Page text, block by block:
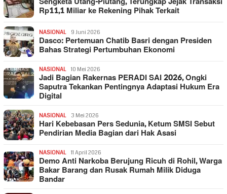
Rp11,1 Miliar ke Rekening Pihak Terkait
NASIONAL 9 Juni 2026
Dasco: Pertemuan Chatib Basri dengan Presiden
Bahas Strategi Pertumbuhan Ekonomi
NASIONAL 10 Mei 2026
Jadi Bagian Rakernas PERADI SAI 2026, Ongki
Saputra Tekankan Pentingnya Adaptasi Hukum Era
Digital
NASIONAL 3 Mei 2026
Hari Kebebasan Pers Sedunia, Ketum SMSI Sebut
Pendirian Media Bagian dari Hak Asasi
NASIONAL 11 April 2026
Demo Anti Narkoba Berujung Ricuh di Rohil, Warga
Bakar Barang dan Rusak Rumah Milik Diduga
Bandar